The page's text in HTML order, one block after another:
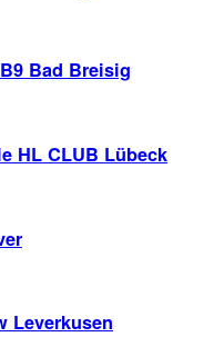
Bad Breisig
HL CLUB Lübeck
Leverkusen